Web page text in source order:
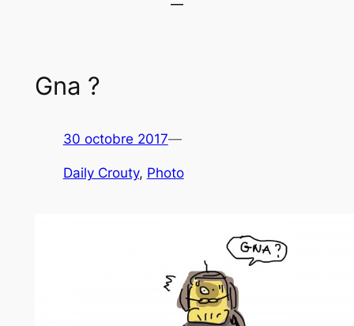
Gna ?
30 octobre 2017—
Daily Crouty, Photo